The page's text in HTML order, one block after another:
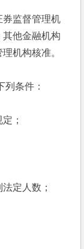
券监督管理机
他金融机构
机构核准。
条件：
；
定人数；